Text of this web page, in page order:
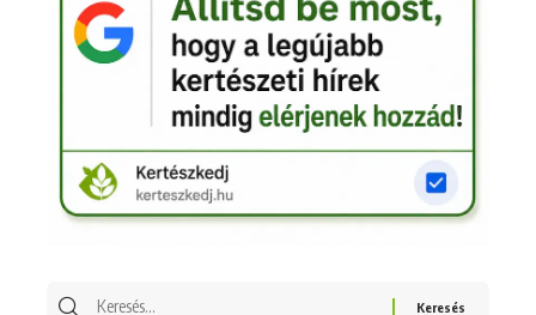
Keresés